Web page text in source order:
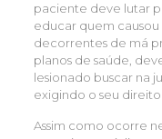
paciente deve lutar
educar quem causou
decorrentes de má
planos de saúde,
lesionado buscar na
exigindo o seu
Assim como ocorre